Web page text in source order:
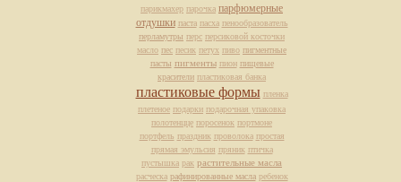
парикмахер парочка парфюмерные
отдушки паста пасха пенообразователь
перламутры перс персиковой косточки
масло пес песик петух пиво пигментные
пасты пигменты пион пищевые
красители пластиковая банка
пластиковые формы пленка
плетеное подарки подарочная упаковка
полотенцце поросенок портмоне
портфель праздник проволока простая
прямая эмульсия пряник птичка
пустышка рак растительные масла
расческа рафинированные масла ребенок